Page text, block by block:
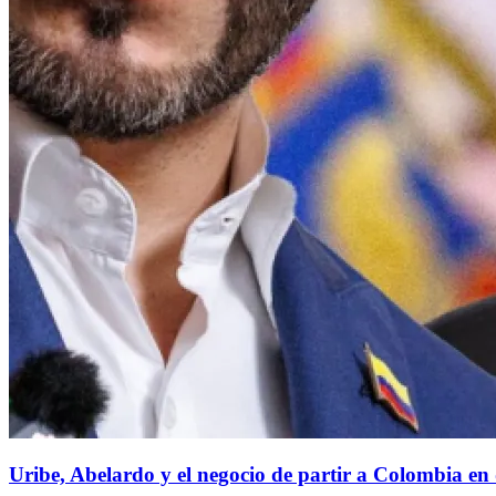
Uribe, Abelardo y el negocio de partir a Colombia en